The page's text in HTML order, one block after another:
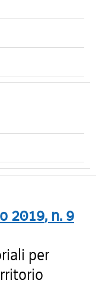
2019, n. 9
per